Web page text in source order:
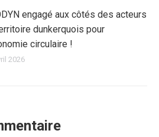
engagé aux côtés des acteurs
dunkerquois pour
circulaire !
2026